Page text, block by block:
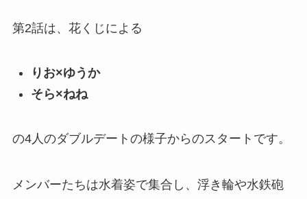
第2話は、花くじによる
りお×ゆうか
そら×ねね
の4人のダブルデートの様子からのスタートです。
メンバーたちは水着姿で集合し、浮き輪や水鉄砲